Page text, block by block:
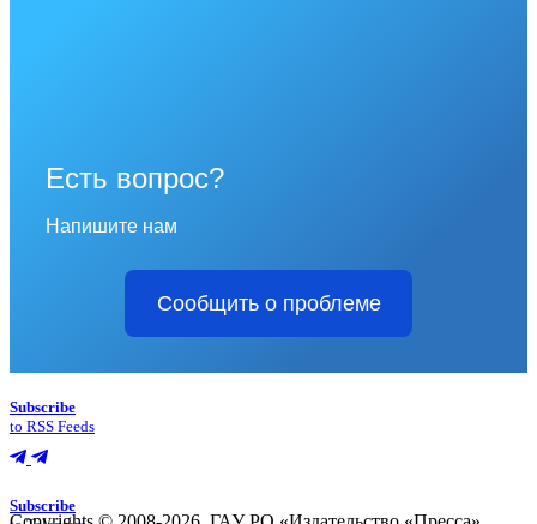
Есть вопрос?
Напишите нам
Сообщить о проблеме
Subscribe
to RSS Feeds
Subscribe